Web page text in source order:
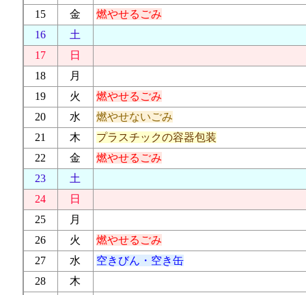
15
金
燃やせるごみ
16
土
17
日
18
月
19
火
燃やせるごみ
20
水
燃やせないごみ
21
木
プラスチックの容器包装
22
金
燃やせるごみ
23
土
24
日
25
月
26
火
燃やせるごみ
27
水
空きびん・空き缶
28
木